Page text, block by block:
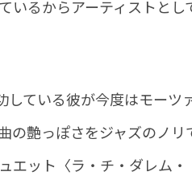
いるからアーティストとし
している彼が今度はモーツ
の艶っぽさをジャズのノリ
エット〈ラ・チ・ダレム・